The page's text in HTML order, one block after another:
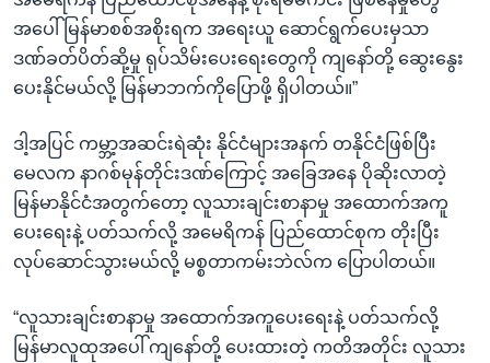
အပေါ် မြန်မာစစ်အစိုးရက အရေးယူ ဆောင်ရွက်ပေးမှသာ
ဒဏ်ခတ်ပိတ်ဆို့မှု ရုပ်သိမ်းပေးရေးတွေကို ကျနော်တို့ ဆွေးနွေး
ပေးနိုင်မယ်လို့ မြန်မာဘက်ကိုပြောဖို့ ရှိပါတယ်။”
ဒါ့အပြင် ကမ္ဘာ့အဆင်းရဲဆုံး နိုင်ငံများအနက် တနိုင်ငံဖြစ်ပြီး
မေလက နာဂစ်မုန်တိုင်းဒဏ်ကြောင့် အခြေအနေ ပိုဆိုးလာတဲ့
မြန်မာနိုင်ငံအတွက်တော့ လူသားချင်းစာနာမှု အထောက်အကူ
ပေးရေးနဲ့ ပတ်သက်လို့ အမေရိကန် ပြည်ထောင်စုက တိုးပြီး
လုပ်ဆောင်သွားမယ်လို့ မစ္စတာကမ်းဘဲလ်က ပြောပါတယ်။
“လူသားချင်းစာနာမှု အထောက်အကူပေးရေးနဲ့ ပတ်သက်လို့
မြန်မာလူထုအပေါ် ကျနော်တို့ ပေးထားတဲ့ ကတိအတိုင်း လူသား